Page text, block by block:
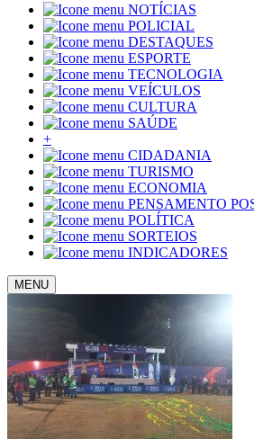
NOTÍCIAS
POLICIAL
DESTAQUES
ESPORTE
TECNOLOGIA
VEÍCULOS
CULTURA
SAÚDE
+
CIDADANIA
TURISMO
ECONOMIA
PENSAMENTO
POLÍTICA
SORTEIOS
INDICADORES
MENU